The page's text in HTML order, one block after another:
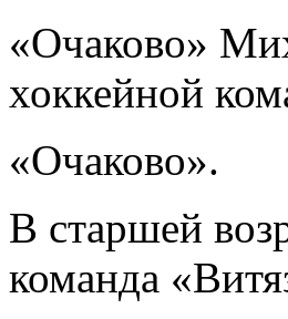
«Очаково»
хоккейной
«Очаково».
В старшей
команда